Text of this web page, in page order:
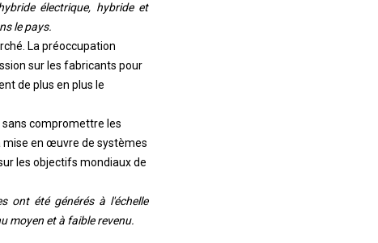
électrique, hybride et
le pays.
La préoccupation
sur les fabricants pour
de plus en plus le
compromettre les
mise en œuvre de systèmes
les objectifs mondiaux de
ont été générés à l'échelle
moyen et à faible revenu.